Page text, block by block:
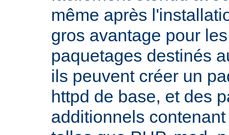
même après
gros avantage pour
paquetages destinés
ils peuvent créer un
httpd de base, et des
additionnels